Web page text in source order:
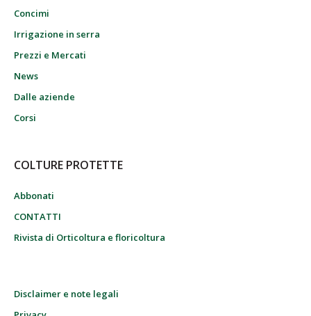
Concimi
Irrigazione in serra
Prezzi e Mercati
News
Dalle aziende
Corsi
COLTURE PROTETTE
Abbonati
CONTATTI
Rivista di Orticoltura e floricoltura
Disclaimer e note legali